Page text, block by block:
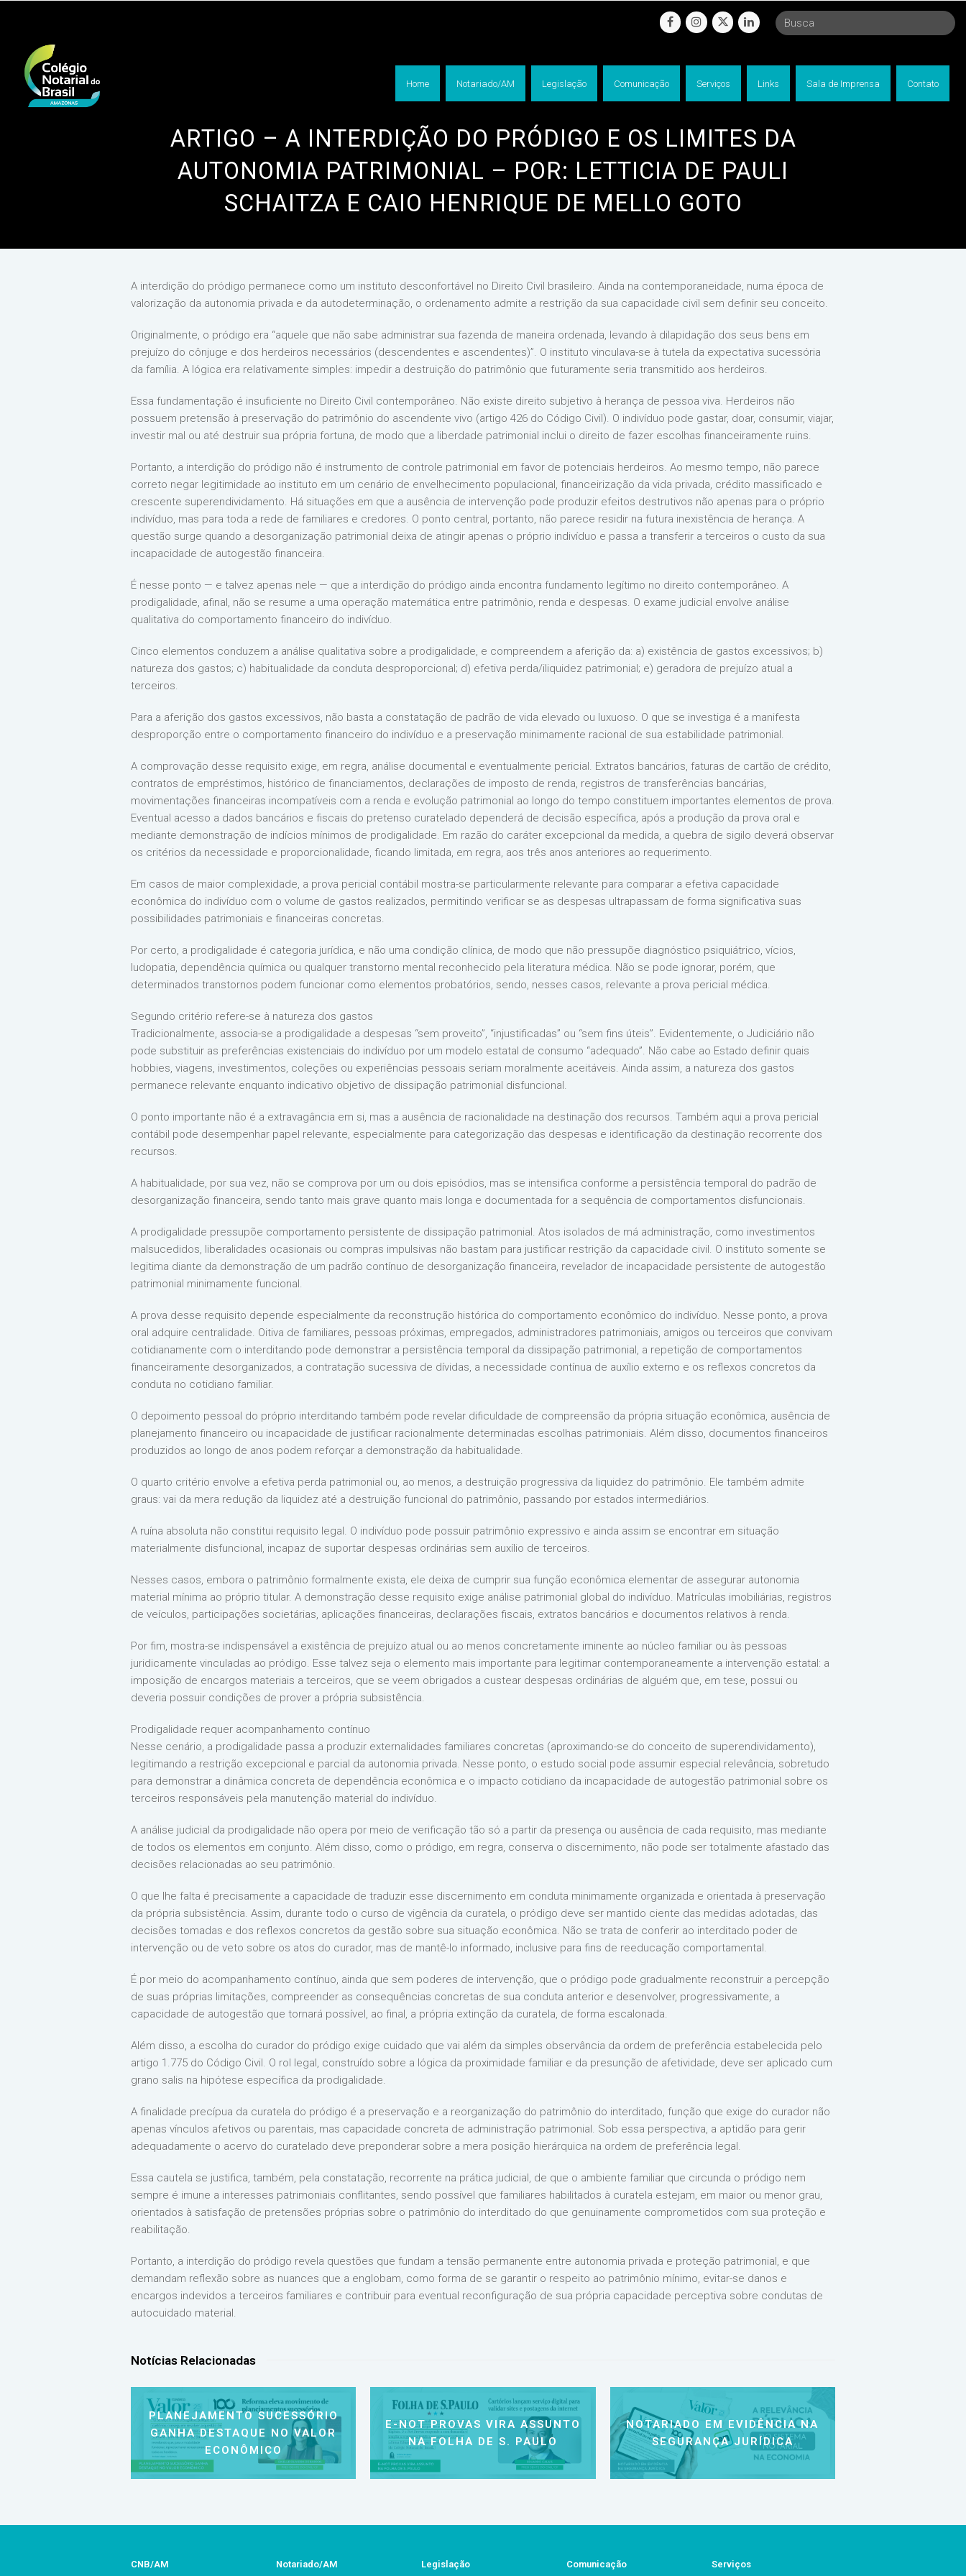
facebookinstagram
twitterlinkedin
Home Notariado/AM Legislação Comunicação Serviços Links Sala de Imprensa Contato
ARTIGO – A INTERDIÇÃO DO PRÓDIGO E OS LIMITES DA
AUTONOMIA PATRIMONIAL – POR: LETTICIA DE PAULI
SCHAITZA E CAIO HENRIQUE DE MELLO GOTO
A interdição do pródigo permanece como um instituto desconfortável no Direito Civil brasileiro. Ainda na contemporaneidade, numa época de
valorização da autonomia privada e da autodeterminação, o ordenamento admite a restrição da sua capacidade civil sem definir seu conceito.
Originalmente, o pródigo era “aquele que não sabe administrar sua fazenda de maneira ordenada, levando à dilapidação dos seus bens em
prejuízo do cônjuge e dos herdeiros necessários (descendentes e ascendentes)”. O instituto vinculava-se à tutela da expectativa sucessória
da família. A lógica era relativamente simples: impedir a destruição do patrimônio que futuramente seria transmitido aos herdeiros.
Essa fundamentação é insuficiente no Direito Civil contemporâneo. Não existe direito subjetivo à herança de pessoa viva. Herdeiros não
possuem pretensão à preservação do patrimônio do ascendente vivo (artigo 426 do Código Civil). O indivíduo pode gastar, doar, consumir, viajar,
investir mal ou até destruir sua própria fortuna, de modo que a liberdade patrimonial inclui o direito de fazer escolhas financeiramente ruins.
Portanto, a interdição do pródigo não é instrumento de controle patrimonial em favor de potenciais herdeiros. Ao mesmo tempo, não parece
correto negar legitimidade ao instituto em um cenário de envelhecimento populacional, financeirização da vida privada, crédito massificado e
crescente superendividamento. Há situações em que a ausência de intervenção pode produzir efeitos destrutivos não apenas para o próprio
indivíduo, mas para toda a rede de familiares e credores. O ponto central, portanto, não parece residir na futura inexistência de herança. A
questão surge quando a desorganização patrimonial deixa de atingir apenas o próprio indivíduo e passa a transferir a terceiros o custo da sua
incapacidade de autogestão financeira.
É nesse ponto — e talvez apenas nele — que a interdição do pródigo ainda encontra fundamento legítimo no direito contemporâneo. A
prodigalidade, afinal, não se resume a uma operação matemática entre patrimônio, renda e despesas. O exame judicial envolve análise
qualitativa do comportamento financeiro do indivíduo.
Cinco elementos conduzem a análise qualitativa sobre a prodigalidade, e compreendem a aferição da: a) existência de gastos excessivos; b)
natureza dos gastos; c) habitualidade da conduta desproporcional; d) efetiva perda/iliquidez patrimonial; e) geradora de prejuízo atual a
terceiros.
Para a aferição dos gastos excessivos, não basta a constatação de padrão de vida elevado ou luxuoso. O que se investiga é a manifesta
desproporção entre o comportamento financeiro do indivíduo e a preservação minimamente racional de sua estabilidade patrimonial.
A comprovação desse requisito exige, em regra, análise documental e eventualmente pericial. Extratos bancários, faturas de cartão de crédito,
contratos de empréstimos, histórico de financiamentos, declarações de imposto de renda, registros de transferências bancárias,
movimentações financeiras incompatíveis com a renda e evolução patrimonial ao longo do tempo constituem importantes elementos de prova.
Eventual acesso a dados bancários e fiscais do pretenso curatelado dependerá de decisão específica, após a produção da prova oral e
mediante demonstração de indícios mínimos de prodigalidade. Em razão do caráter excepcional da medida, a quebra de sigilo deverá observar
os critérios da necessidade e proporcionalidade, ficando limitada, em regra, aos três anos anteriores ao requerimento.
Em casos de maior complexidade, a prova pericial contábil mostra-se particularmente relevante para comparar a efetiva capacidade
econômica do indivíduo com o volume de gastos realizados, permitindo verificar se as despesas ultrapassam de forma significativa suas
possibilidades patrimoniais e financeiras concretas.
Por certo, a prodigalidade é categoria jurídica, e não uma condição clínica, de modo que não pressupõe diagnóstico psiquiátrico, vícios,
ludopatia, dependência química ou qualquer transtorno mental reconhecido pela literatura médica. Não se pode ignorar, porém, que
determinados transtornos podem funcionar como elementos probatórios, sendo, nesses casos, relevante a prova pericial médica.
Segundo critério refere-se à natureza dos gastos
Tradicionalmente, associa-se a prodigalidade a despesas “sem proveito”, “injustificadas” ou “sem fins úteis”. Evidentemente, o Judiciário não
pode substituir as preferências existenciais do indivíduo por um modelo estatal de consumo “adequado”. Não cabe ao Estado definir quais
hobbies, viagens, investimentos, coleções ou experiências pessoais seriam moralmente aceitáveis. Ainda assim, a natureza dos gastos
permanece relevante enquanto indicativo objetivo de dissipação patrimonial disfuncional.
O ponto importante não é a extravagância em si, mas a ausência de racionalidade na destinação dos recursos. Também aqui a prova pericial
contábil pode desempenhar papel relevante, especialmente para categorização das despesas e identificação da destinação recorrente dos
recursos.
A habitualidade, por sua vez, não se comprova por um ou dois episódios, mas se intensifica conforme a persistência temporal do padrão de
desorganização financeira, sendo tanto mais grave quanto mais longa e documentada for a sequência de comportamentos disfuncionais.
A prodigalidade pressupõe comportamento persistente de dissipação patrimonial. Atos isolados de má administração, como investimentos
malsucedidos, liberalidades ocasionais ou compras impulsivas não bastam para justificar restrição da capacidade civil. O instituto somente se
legitima diante da demonstração de um padrão contínuo de desorganização financeira, revelador de incapacidade persistente de autogestão
patrimonial minimamente funcional.
A prova desse requisito depende especialmente da reconstrução histórica do comportamento econômico do indivíduo. Nesse ponto, a prova
oral adquire centralidade. Oitiva de familiares, pessoas próximas, empregados, administradores patrimoniais, amigos ou terceiros que convivam
cotidianamente com o interditando pode demonstrar a persistência temporal da dissipação patrimonial, a repetição de comportamentos
financeiramente desorganizados, a contratação sucessiva de dívidas, a necessidade contínua de auxílio externo e os reflexos concretos da
conduta no cotidiano familiar.
O depoimento pessoal do próprio interditando também pode revelar dificuldade de compreensão da própria situação econômica, ausência de
planejamento financeiro ou incapacidade de justificar racionalmente determinadas escolhas patrimoniais. Além disso, documentos financeiros
produzidos ao longo de anos podem reforçar a demonstração da habitualidade.
O quarto critério envolve a efetiva perda patrimonial ou, ao menos, a destruição progressiva da liquidez do patrimônio. Ele também admite
graus: vai da mera redução da liquidez até a destruição funcional do patrimônio, passando por estados intermediários.
A ruína absoluta não constitui requisito legal. O indivíduo pode possuir patrimônio expressivo e ainda assim se encontrar em situação
materialmente disfuncional, incapaz de suportar despesas ordinárias sem auxílio de terceiros.
Nesses casos, embora o patrimônio formalmente exista, ele deixa de cumprir sua função econômica elementar de assegurar autonomia
material mínima ao próprio titular. A demonstração desse requisito exige análise patrimonial global do indivíduo. Matrículas imobiliárias, registros
de veículos, participações societárias, aplicações financeiras, declarações fiscais, extratos bancários e documentos relativos à renda.
Por fim, mostra-se indispensável a existência de prejuízo atual ou ao menos concretamente iminente ao núcleo familiar ou às pessoas
juridicamente vinculadas ao pródigo. Esse talvez seja o elemento mais importante para legitimar contemporaneamente a intervenção estatal: a
imposição de encargos materiais a terceiros, que se veem obrigados a custear despesas ordinárias de alguém que, em tese, possui ou
deveria possuir condições de prover a própria subsistência.
Prodigalidade requer acompanhamento contínuo
Nesse cenário, a prodigalidade passa a produzir externalidades familiares concretas (aproximando-se do conceito de superendividamento),
legitimando a restrição excepcional e parcial da autonomia privada. Nesse ponto, o estudo social pode assumir especial relevância, sobretudo
para demonstrar a dinâmica concreta de dependência econômica e o impacto cotidiano da incapacidade de autogestão patrimonial sobre os
terceiros responsáveis pela manutenção material do indivíduo.
A análise judicial da prodigalidade não opera por meio de verificação tão só a partir da presença ou ausência de cada requisito, mas mediante
de todos os elementos em conjunto. Além disso, como o pródigo, em regra, conserva o discernimento, não pode ser totalmente afastado das
decisões relacionadas ao seu patrimônio.
O que lhe falta é precisamente a capacidade de traduzir esse discernimento em conduta minimamente organizada e orientada à preservação
da própria subsistência. Assim, durante todo o curso de vigência da curatela, o pródigo deve ser mantido ciente das medidas adotadas, das
decisões tomadas e dos reflexos concretos da gestão sobre sua situação econômica. Não se trata de conferir ao interditado poder de
intervenção ou de veto sobre os atos do curador, mas de mantê-lo informado, inclusive para fins de reeducação comportamental.
É por meio do acompanhamento contínuo, ainda que sem poderes de intervenção, que o pródigo pode gradualmente reconstruir a percepção
de suas próprias limitações, compreender as consequências concretas de sua conduta anterior e desenvolver, progressivamente, a
capacidade de autogestão que tornará possível, ao final, a própria extinção da curatela, de forma escalonada.
Além disso, a escolha do curador do pródigo exige cuidado que vai além da simples observância da ordem de preferência estabelecida pelo
artigo 1.775 do Código Civil. O rol legal, construído sobre a lógica da proximidade familiar e da presunção de afetividade, deve ser aplicado cum
grano salis na hipótese específica da prodigalidade.
A finalidade precípua da curatela do pródigo é a preservação e a reorganização do patrimônio do interditado, função que exige do curador não
apenas vínculos afetivos ou parentais, mas capacidade concreta de administração patrimonial. Sob essa perspectiva, a aptidão para gerir
adequadamente o acervo do curatelado deve preponderar sobre a mera posição hierárquica na ordem de preferência legal.
Essa cautela se justifica, também, pela constatação, recorrente na prática judicial, de que o ambiente familiar que circunda o pródigo nem
sempre é imune a interesses patrimoniais conflitantes, sendo possível que familiares habilitados à curatela estejam, em maior ou menor grau,
orientados à satisfação de pretensões próprias sobre o patrimônio do interditado do que genuinamente comprometidos com sua proteção e
reabilitação.
Portanto, a interdição do pródigo revela questões que fundam a tensão permanente entre autonomia privada e proteção patrimonial, e que
demandam reflexão sobre as nuances que a englobam, como forma de se garantir o respeito ao patrimônio mínimo, evitar-se danos e
encargos indevidos a terceiros familiares e contribuir para eventual reconfiguração de sua própria capacidade perceptiva sobre condutas de
autocuidado material.
Notícias Relacionadas
PLANEJAMENTO SUCESSÓRIO
GANHA DESTAQUE NO VALOR
ECONÔMICO
E-NOT PROVAS VIRA ASSUNTO
NA FOLHA DE S. PAULO
NOTARIADO EM EVIDÊNCIA NA
SEGURANÇA JURÍDICA
CNB/AM Notariado/AM Legislação Comunicação Serviços